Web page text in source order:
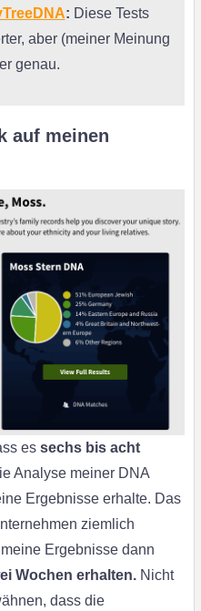
: Diese Tests
aber (meiner Meinung
genau.
auf meinen
es sechs bis acht
Analyse meiner DNA
Ergebnisse erhalte. Das
ziemlich
Ergebnisse dann
Wochen erhalten. Nicht
dass die